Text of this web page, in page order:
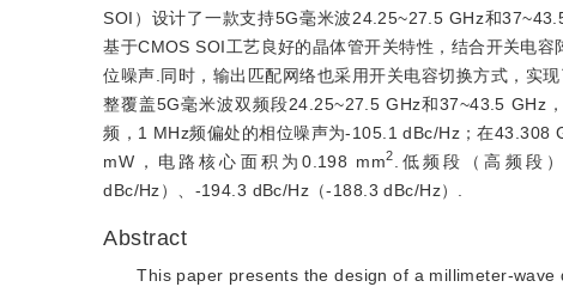
SOI）设计了一款支持5G毫米波24.25~27.5 GHz和
基于CMOS SOI工艺良好的晶体管开关特性，结合开关电
位噪声.同时，输出匹配网络也采用开关电容切换方式，实
整覆盖5G毫米波双频段24.25~27.5 GHz和37~43.5 GHz
频，1 MHz频偏处的相位噪声为-105.1 dBc/Hz；在
mW，电路核心面积为0.198 mm2 .低频段（高频段
dBc/Hz）、-194.3 dBc/Hz（-188.3 dBc/Hz）.
Abstract
This paper presents the design of a millimeter-